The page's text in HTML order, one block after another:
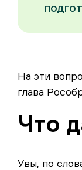
На эти
глава
Что
Увы, по